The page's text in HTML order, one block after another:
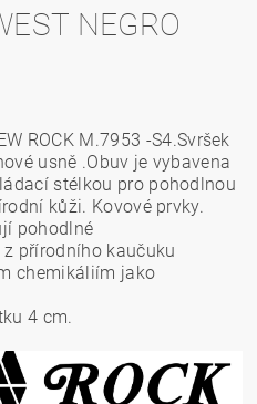
NEGRO
ROCK M.7953 -S4.Svršek
usně .Obuv je vybavena
stélkou pro pohodlnou
kůži. Kovové prvky.
pohodlné
přírodního kaučuku
chemikáliím jako
4 cm.